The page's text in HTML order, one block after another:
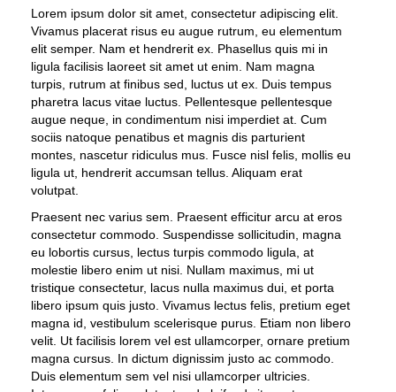
Lorem ipsum dolor sit amet, consectetur adipiscing elit.
Vivamus placerat risus eu augue rutrum, eu elementum
elit semper. Nam et hendrerit ex. Phasellus quis mi in
ligula facilisis laoreet sit amet ut enim. Nam magna
turpis, rutrum at finibus sed, luctus ut ex. Duis tempus
pharetra lacus vitae luctus. Pellentesque pellentesque
augue neque, in condimentum nisi imperdiet at. Cum
sociis natoque penatibus et magnis dis parturient
montes, nascetur ridiculus mus. Fusce nisl felis, mollis eu
ligula ut, hendrerit accumsan tellus. Aliquam erat
volutpat.
Praesent nec varius sem. Praesent efficitur arcu at eros
consectetur commodo. Suspendisse sollicitudin, magna
eu lobortis cursus, lectus turpis commodo ligula, at
molestie libero enim ut nisi. Nullam maximus, mi ut
tristique consectetur, lacus nulla maximus dui, et porta
libero ipsum quis justo. Vivamus lectus felis, pretium eget
magna id, vestibulum scelerisque purus. Etiam non libero
velit. Ut facilisis lorem vel est ullamcorper, ornare pretium
magna cursus. In dictum dignissim justo ac commodo.
Duis elementum sem vel nisi ullamcorper ultricies.